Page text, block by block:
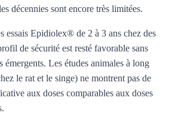
décennies sont encore très limitées.
essais Epidiolex® de 2 à 3 ans chez des
de sécurité est resté favorable sans
émergents. Les études animales à long
le rat et le singe) ne montrent pas de
aux doses comparables aux doses